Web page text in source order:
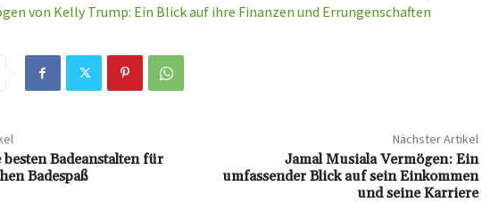
von Kelly Trump: Ein Blick auf ihre Finanzen und Errungenschaften
besten Badeanstalten für
Badespaß
Nächster Artikel
Jamal Musiala Vermögen: Ein
umfassender Blick auf sein Einkommen
und seine Karriere